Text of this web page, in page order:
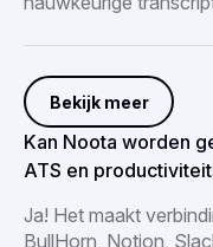
Bekijk meer
Kan Noota worden
ATS en
Ja! Het maakt
BullHorn, Notion,